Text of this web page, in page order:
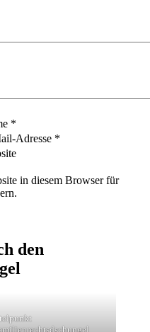
*
Adresse *
in diesem Browser für
den